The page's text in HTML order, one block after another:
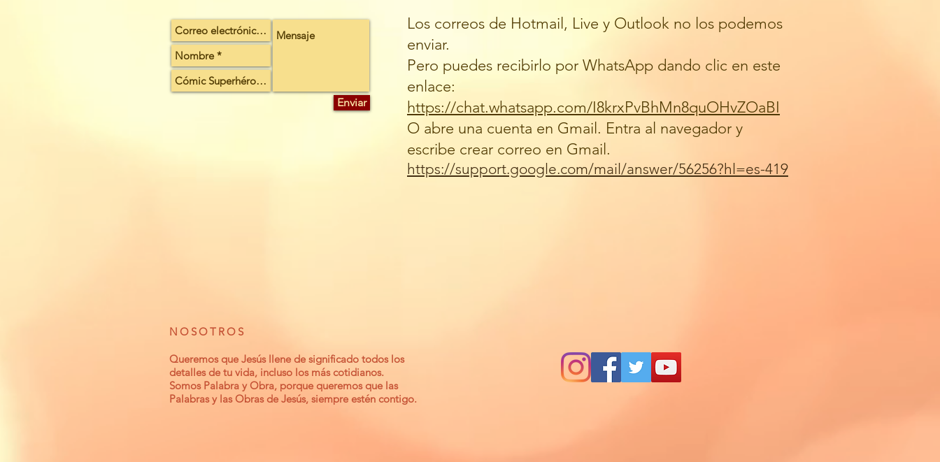
Enviar
Los correos de Hotmail, Live y Outlook no los podemos
enviar.
Pero puedes recibirlo por WhatsApp dando clic en este
enlace:
https://chat.whatsapp.com/I8krxPvBhMn8quOHvZOaBI
O abre una cuenta en Gmail. Entra al navegador y
escribe crear correo en Gmail.
https://support.google.com/mail/answer/56256?hl=es-419
NOSOTROS
Queremos que Jesús llene de significado todos los
detalles de tu vida, incluso los más cotidianos.
Somos Palabra y Obra, porque queremos que las
Palabras y las Obras de Jesús, siempre estén contigo.